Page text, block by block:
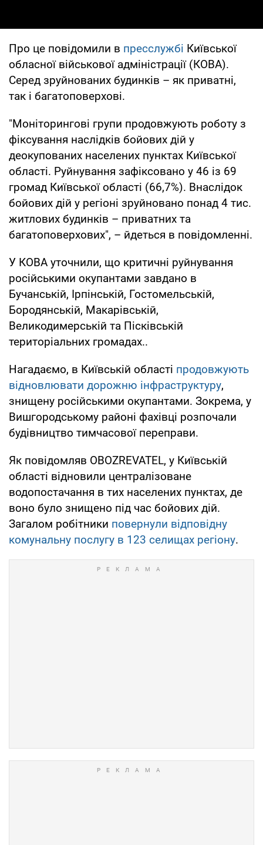
Про це повідомили в пресслужбі Київської
обласної військової адміністрації (КОВА).
Серед зруйнованих будинків – як приватні,
так і багатоповерхові.
"Моніторингові групи продовжують роботу з
фіксування наслідків бойових дій у
деокупованих населених пунктах Київської
області. Руйнування зафіксовано у 46 із 69
громад Київської області (66,7%). Внаслідок
бойових дій у регіоні зруйновано понад 4 тис.
житлових будинків – приватних та
багатоповерхових", – йдеться в повідомленні.
У КОВА уточнили, що критичні руйнування
російськими окупантами завдано в
Бучанській, Ірпінській, Гостомельській,
Бородянській, Макарівській,
Великодимерській та Пісківській
територіальних громадах..
Нагадаємо, в Київській області продовжують
відновлювати дорожню інфраструктуру,
знищену російськими окупантами. Зокрема, у
Вишгородському районі фахівці розпочали
будівництво тимчасової переправи.
Як повідомляв OBOZREVATEL, у Київській
області відновили централізоване
водопостачання в тих населених пунктах, де
воно було знищено під час бойових дій.
Загалом робітники повернули відповідну
комунальну послугу в 123 селищах регіону.